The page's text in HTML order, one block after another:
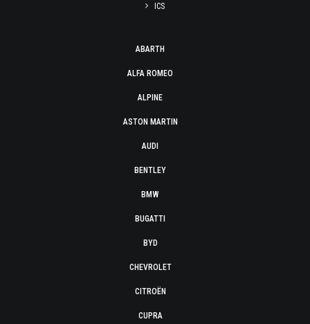
ICS
ABARTH
ALFA ROMEO
ALPINE
ASTON MARTIN
AUDI
BENTLEY
BMW
BUGATTI
BYD
CHEVROLET
CITROËN
CUPRA